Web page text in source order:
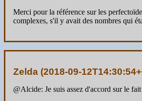
Merci pour la référence sur les
complexes, s'il y avait des nombres qui
Zelda (2018-09-
@Alcide: Je suis assez d'accord sur le